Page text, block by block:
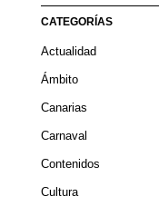
CATEGORÍAS
Actualidad
Ámbito
Canarias
Carnaval
Contenidos
Cultura